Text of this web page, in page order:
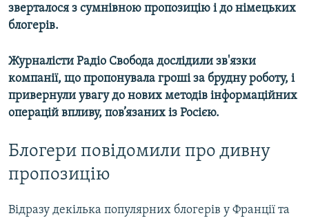
зверталося з сумнівною пропозицію і до німецьких
блогерів.
Журналісти Радіо Свобода дослідили зв'язки
компанії, що пропонувала гроші за брудну роботу, і
привернули увагу до нових методів інформаційних
операцій впливу, пов’язаних із Росією.
Блогери повідомили про дивну
пропозицію
Відразу декілька популярних блогерів у Франції та